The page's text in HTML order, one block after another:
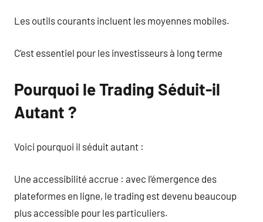
Les outils courants incluent les moyennes mobiles.
C’est essentiel pour les investisseurs à long terme
Pourquoi le Trading Séduit-il
Autant ?
Voici pourquoi il séduit autant :
Une accessibilité accrue : avec l’émergence des
plateformes en ligne, le trading est devenu beaucoup
plus accessible pour les particuliers.